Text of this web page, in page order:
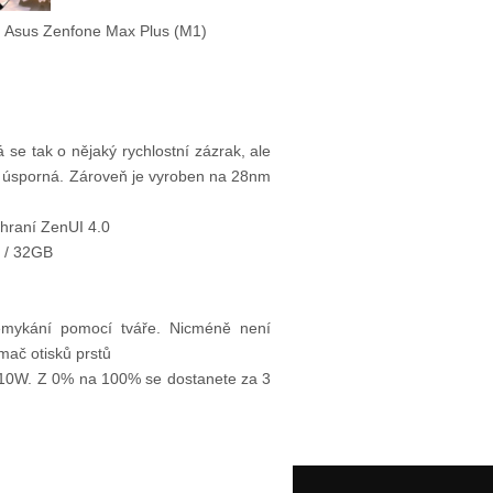
Asus Zenfone Max Plus (M1)
tak o nějaký rychlostní zázrak, ale
Zároveň je vyroben na 28nm
ZenUI 4.0
32GB
pomocí tváře. Nicméně není
otisků prstů
Z 0% na 100% se dostanete za 3